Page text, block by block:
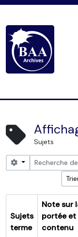
Sujets
Search options
Sujets
terme
Note sur
portée et
contenu